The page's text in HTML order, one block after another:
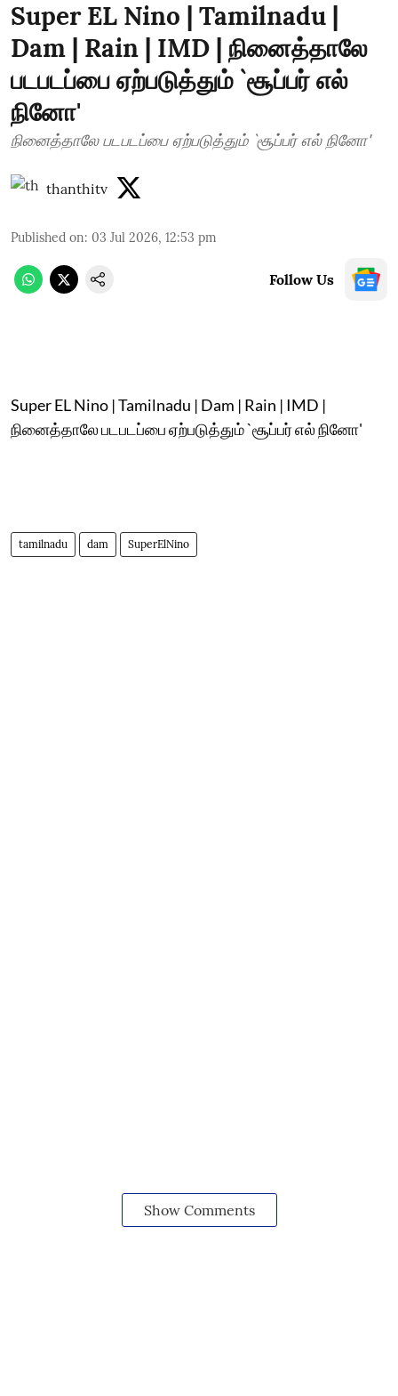
Super EL Nino | Tamilnadu |
Dam | Rain | IMD | நினைத்தாலே
படபடப்பை ஏற்படுத்தும் `சூப்பர் எல்
நினோ'
நினைத்தாலே படபடப்பை ஏற்படுத்தும் `சூப்பர் எல் நினோ'
thanthitv
Published on: 03 Jul 2026, 12:53 pm
Follow Us
Super EL Nino | Tamilnadu | Dam | Rain | IMD |
நினைத்தாலே படபடப்பை ஏற்படுத்தும் `சூப்பர் எல் நினோ'
tamilnadu dam SuperElNino
Show Comments